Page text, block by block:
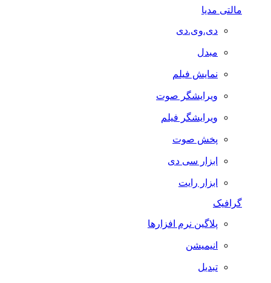
مالتی مدیا
دی.وی.دی
مبدل
نمایش فیلم
ویرایشگر صوت
ویرایشگر فیلم
پخش صوت
ابزار سی دی
ابزار رایت
گرافیک
پلاگین نرم افزارها
انیمیشن
تبدیل